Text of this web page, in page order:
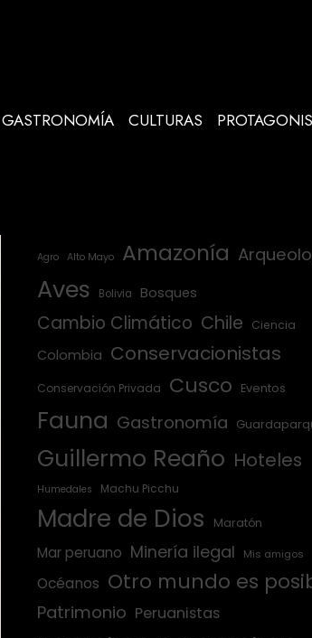
GASTRONOMÍA CULTURAS
Agro Alto Mayo Amazonía
Aves Bolivia Bosques
Cambio Climático Chile Ciencia
Colombia Conservacionistas
Conservación Privada Cusco Eventos
Fauna Gastronomía
Guillermo Reaño Hoteles
Humedales Machu Picchu
Madre de Dios Maratón
Mar peruano Minería ilegal Mis amigos
Océanos Otro mundo es
Patrimonio Peruanistas